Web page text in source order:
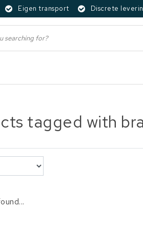
Eigen transport Discrete
tagged with